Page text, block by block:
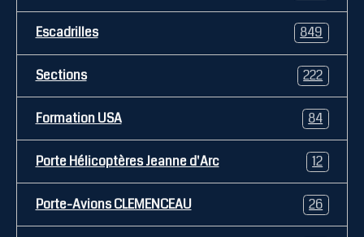
Escadrilles 849
Sections 222
Formation USA 84
Porte Hélicoptères Jeanne d'Arc 12
Porte-Avions CLEMENCEAU 26